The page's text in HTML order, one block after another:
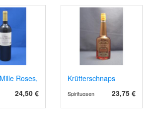
Roses, Haut Médoc 2022, Bio
24,50 €
Krütterschnaps
23,75 €
Spirituosen